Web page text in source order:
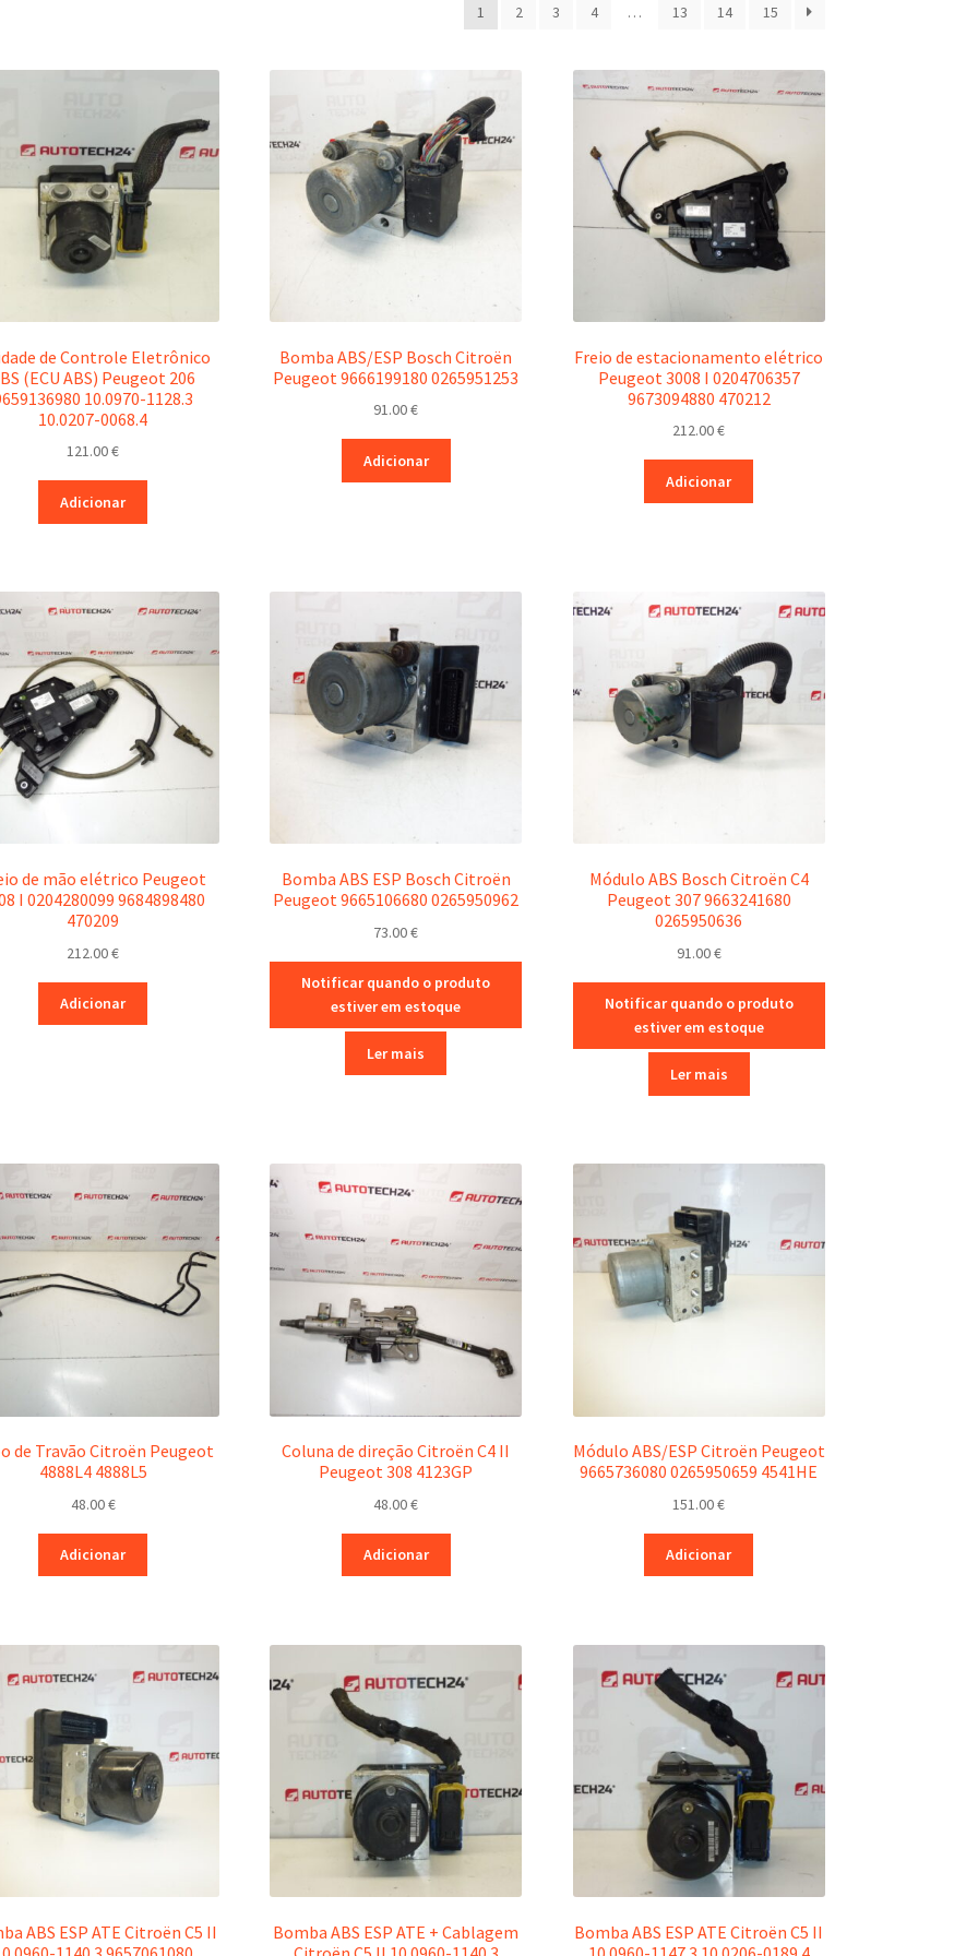
mais
1 2 3 4 … 13 14 15
de Controle Eletrônico
(ECU ABS) Peugeot 206
10.0970-1128.3
10.0207-0068.4
121.00€
Adicionar
Bomba ABS/ESP Bosch Citroën
Peugeot 9666199180 0265951253
91.00€
Adicionar
Freio de estacionamento elétrico
Peugeot 3008 I 0204706357
9673094880 470212
212.00€
Adicionar
de mão elétrico Peugeot
I 0204280099 9684898480
470209
212.00€
Adicionar
Bomba ABS ESP Bosch Citroën
Peugeot 9665106680 0265950962
73.00€
Notificar quando o produto
estiver em estoque
Ler mais
Módulo ABS Bosch Citroën C4
Peugeot 307 9663241680
0265950636
91.00€
Notificar quando o produto
estiver em estoque
Ler mais
de Travão Citroën Peugeot
4888L4 4888L5
48.00€
Adicionar
Coluna de direção Citroën C4 II
Peugeot 308 4123GP
48.00€
Adicionar
Módulo ABS/ESP Citroën Peugeot
9665736080 0265950659 4541HE
151.00€
Adicionar
ABS ESP ATE Citroën C5 II
Bomba ABS ESP ATE + Cablagem
Bomba ABS ESP ATE Citroën C5 II